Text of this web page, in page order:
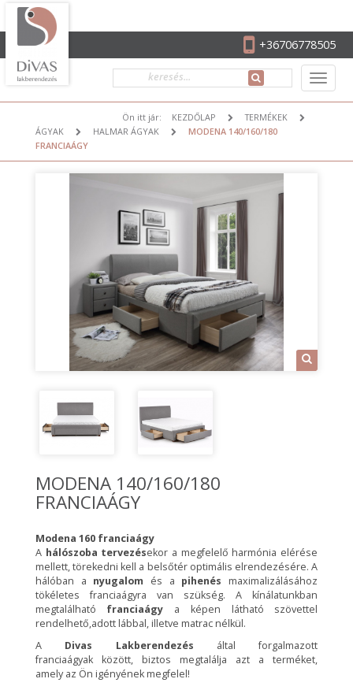
+36706778505
Ön itt jár: KEZDŐLAP
TERMÉKEK
ÁGYAK
HALMAR ÁGYAK
MODENA 140/160/180
FRANCIAÁGY
MODENA 140/160/180
FRANCIAÁGY
Modena 160 franciaágy
A hálószoba tervezésekor a megfelelő harmónia elérése
mellett, törekedni kell a belsőtér optimális elrendezésére. A
hálóban a nyugalom és a pihenés maximalizálásához
tökéletes franciaágyra van szükség. A kínálatunkban
megtalálható franciaágy a képen látható szövettel
rendelhető,adott lábbal, illetve matrac nélkül.
A Divas Lakberendezés által forgalmazott
franciaágyak között, biztos megtalálja azt a terméket,
amely az Ön igényének megfelel!